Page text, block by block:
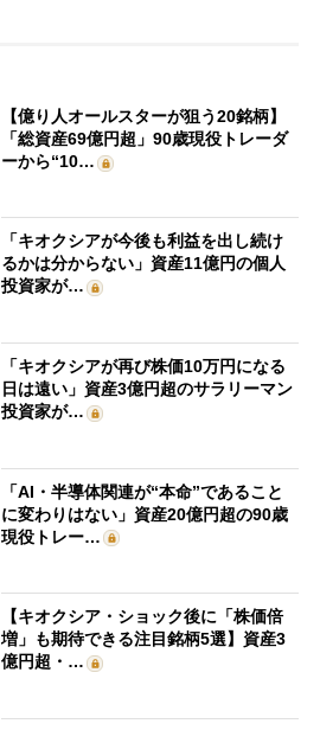
【億り人オールスターが狙う20銘柄】
「総資産69億円超」90歳現役トレーダ
ーから“10…
「キオクシアが今後も利益を出し続け
るかは分からない」資産11億円の個人
投資家が…
「キオクシアが再び株価10万円になる
日は遠い」資産3億円超のサラリーマン
投資家が…
「AI・半導体関連が“本命”であること
に変わりはない」資産20億円超の90歳
現役トレー…
【キオクシア・ショック後に「株価倍
増」も期待できる注目銘柄5選】資産3
億円超・…